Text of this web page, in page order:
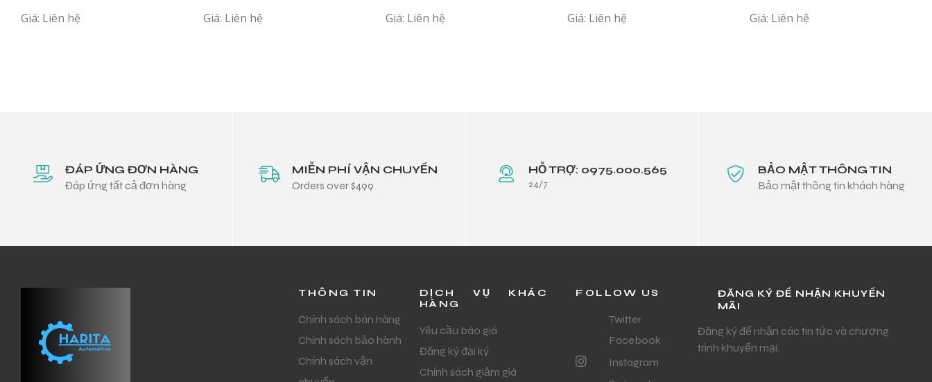
Giá: Liên hệ Giá: Liên hệ Giá: Liên hệ Giá: Liên hệ Giá: Liên hệ
ĐÁP ỨNG ĐƠN HÀNG
Đáp ứng tất cả đơn hàng
MIỄN PHÍ VẬN CHUYỂN
Orders over $499
HỖ TRỢ: 0975.000.565
24/7
BẢO MẬT THÔNG TIN
Bảo mật thông tin khách hàng
THÔNG TIN
Chính sách bán hàng
Chính sách bảo hành
Chính sách vận
DỊCH VỤ KHÁC
HÀNG
Yêu cầu báo giá
Đăng ký đại ký
Chính sách giảm giá
FOLLOW US
Twitter
Facebook
Instagram
ĐĂNG KÝ ĐỂ NHẬN KHUYẾN
MÃI
Đăng ký để nhận các tin tức và chương
trình khuyến mại.